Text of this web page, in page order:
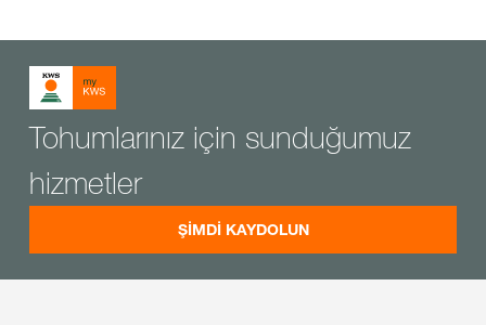
Tohumlarınız için sunduğumuz
hizmetler
ŞİMDİ KAYDOLUN